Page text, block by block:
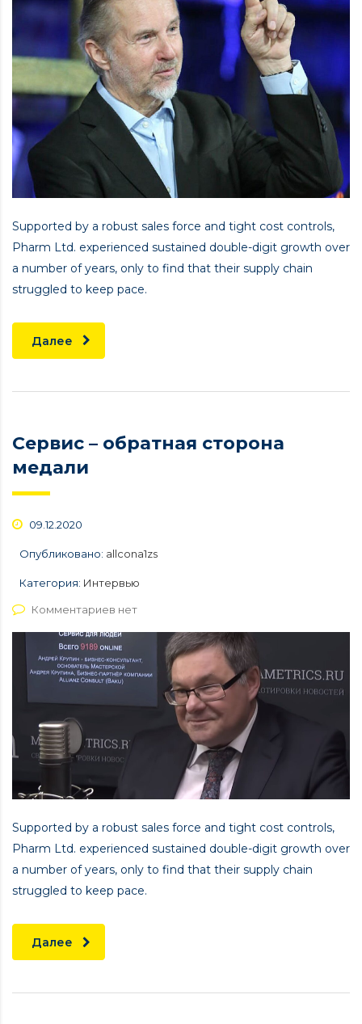
Supported by a robust sales force and tight cost controls,
Pharm Ltd. experienced sustained double-digit growth over
a number of years, only to find that their supply chain
struggled to keep pace.
Далее
Сервис – обратная сторона
медали
09.12.2020
Опубликовано: allcona1zs
Категория: Интервью
Комментариев нет
Supported by a robust sales force and tight cost controls,
Pharm Ltd. experienced sustained double-digit growth over
a number of years, only to find that their supply chain
struggled to keep pace.
Далее